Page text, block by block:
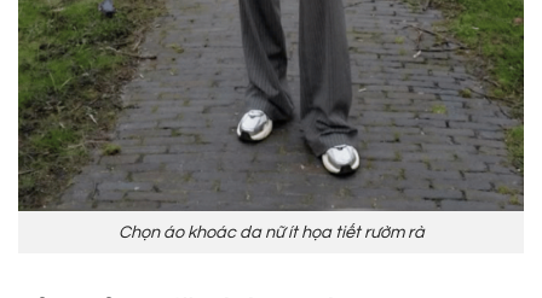
Chọn áo khoác da nữ ít họa tiết rườm rà